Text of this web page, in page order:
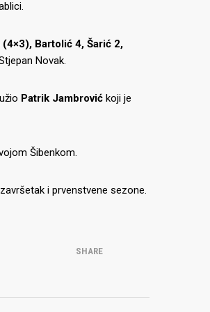
Bartolić 4, Šarić 2,
Novak.
Patrik Jambrović koji je
Šibenkom.
i prvenstvene sezone.
SHARE